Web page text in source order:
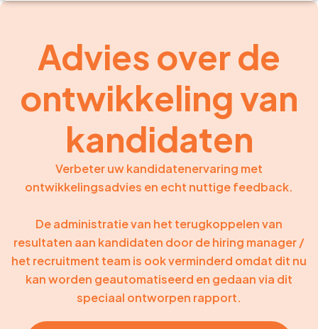
Advies over de
ontwikkeling van
kandidaten
Verbeter uw kandidatenervaring met
ontwikkelingsadvies en echt nuttige feedback.
De administratie van het terugkoppelen van
resultaten aan kandidaten door de hiring manager /
het recruitment team is ook verminderd omdat dit nu
kan worden geautomatiseerd en gedaan via dit
speciaal ontworpen rapport.